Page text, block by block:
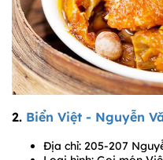
2. Biển Việt - Nguyễn
Địa chỉ: 205-207